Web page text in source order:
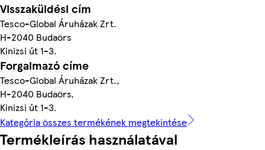
Visszaküldési cím
Tesco-Global Áruházak Zrt.
H-2040 Budaörs
Kinizsi út 1-3.
Forgalmazó címe
Tesco-Global Áruházak Zrt.,
H-2040 Budaörs,
Kinizsi út 1-3.
Kategória összes termékének megtekintése
Termékleírás használatával